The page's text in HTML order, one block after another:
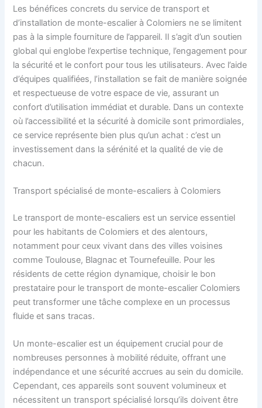
Les bénéfices concrets du service de transport et
d’installation de monte-escalier à Colomiers ne se limitent
pas à la simple fourniture de l’appareil. Il s’agit d’un soutien
global qui englobe l’expertise technique, l’engagement pour
la sécurité et le confort pour tous les utilisateurs. Avec l’aide
d’équipes qualifiées, l’installation se fait de manière soignée
et respectueuse de votre espace de vie, assurant un
confort d’utilisation immédiat et durable. Dans un contexte
où l’accessibilité et la sécurité à domicile sont primordiales,
ce service représente bien plus qu’un achat : c’est un
investissement dans la sérénité et la qualité de vie de
chacun.
Transport spécialisé de monte-escaliers à Colomiers
Le transport de monte-escaliers est un service essentiel
pour les habitants de Colomiers et des alentours,
notamment pour ceux vivant dans des villes voisines
comme Toulouse, Blagnac et Tournefeuille. Pour les
résidents de cette région dynamique, choisir le bon
prestataire pour le transport de monte-escalier Colomiers
peut transformer une tâche complexe en un processus
fluide et sans tracas.
Un monte-escalier est un équipement crucial pour de
nombreuses personnes à mobilité réduite, offrant une
indépendance et une sécurité accrues au sein du domicile.
Cependant, ces appareils sont souvent volumineux et
nécessitent un transport spécialisé lorsqu’ils doivent être